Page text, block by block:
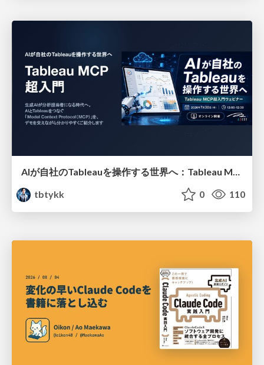
AIが自社のTableauを操作する世界へ：Tableau MCP超入門
tbtykk
0 110